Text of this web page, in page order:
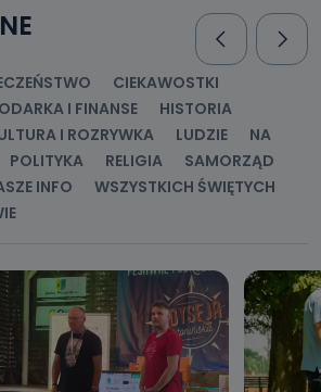
CIEKAWOSTKI
I FINANSE
HISTORIA
I ROZRYWKA LUDZIE
NA
POLITYKA RELIGIA
SAMORZĄD
INFO
WSZYSTKICH ŚWIĘTYCH